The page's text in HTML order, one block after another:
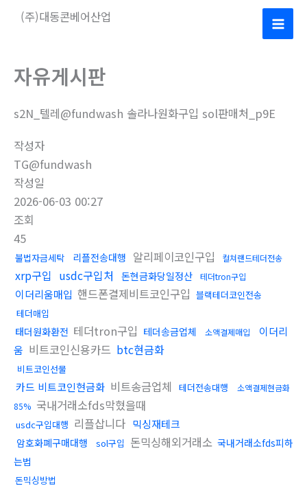
(주)대동콘베어산업
Main
자유게시판
s2N_텔레@fundwash 솔라나원화구입 sol판매처_p9E
작성자
TG@fundwash
작성일
2026-06-03 00:27
조회
45
불법자금세탁 리플전송대행 알리페이코인구입 컬쳐랜드테더전송
xrp구입 usdc구입처 돈현금화당일정산 테더tron구입
이더리움매입 핸드폰결제비트코인구입 블랙테더코인전송
테더매입
태더원화환전 테더tron구입 테더송금업체 소액결제매입
이더리
움 비트코인신용카드 btc현금화
비트코인선물
카드 비트코인현금화 비트송금업체 테더전송대행
소액결제현금화
85% 국내거래소fds막혔을때
usdc구입대행 리플삽니다 믹싱재테크
암호화폐구매대행 sol구입 돈믹싱해외거래소 국내거래소fds피하
는법
돈믹싱방법